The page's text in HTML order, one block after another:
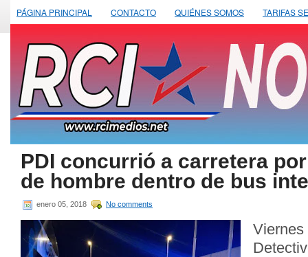
PÁGINA PRINCIPAL CONTACTO QUIÉNES SOMOS TARIFAS
PDI concurrió a carretera
de hombre dentro de bus
enero 05, 2018 No comments